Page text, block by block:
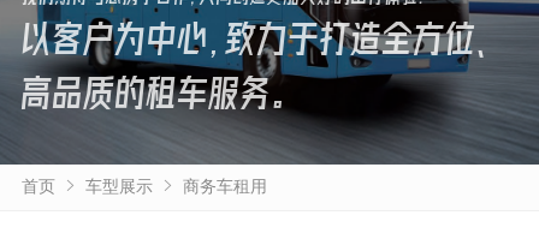
以客户为中心，致力于打造全方位、
高品质的租车服务。
首页 车型展示 商务车租用